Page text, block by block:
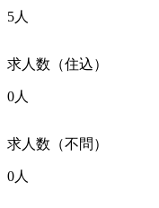
5人
求人数（住込）
0人
求人数（不問）
0人